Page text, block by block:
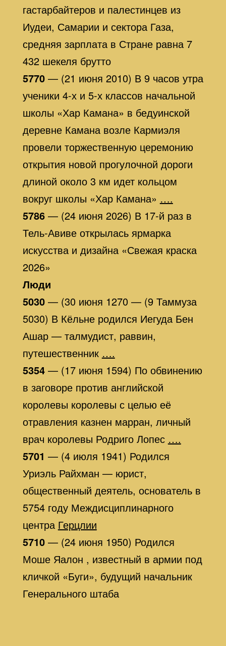
гастарбайтеров и палестинцев из
Иудеи, Самарии и сектора Газа,
средняя зарплата в Стране равна 7
432 шекеля брутто
5770— (21 июня 2010) В 9 часов утра
ученики 4-х и 5-х классов начальной
школы «Хар Камана» в бедуинской
деревне Камана возле Кармиэля
провели торжественную церемонию
открытия новой прогулочной дороги
длиной около 3 км идет кольцом
вокруг школы «Хар Камана» ….
5786— (24 июня 2026) В 17-й раз в
Тель-Авиве открылась ярмарка
искусства и дизайна «Свежая краска
2026»
Люди
5030— (30 июня 1270 — (9 Таммуза
5030) В Кёльне родился Иегуда Бен
Ашар — талмудист, раввин,
путешественник ….
5354— (17 июня 1594) По обвинению
в заговоре против английской
королевы королевы с целью её
отравления казнен марран, личный
врач королевы Родриго Лопес ….
5701 — (4 июля 1941) Родился
Уриэль Райхман — юрист,
общественный деятель, основатель в
5754 году Междисциплинарного
центра Герцлии
5710— (24 июня 1950) Родился
Моше Яалон , известный в армии под
кличкой «Буги», будущий начальник
Генерального штаба